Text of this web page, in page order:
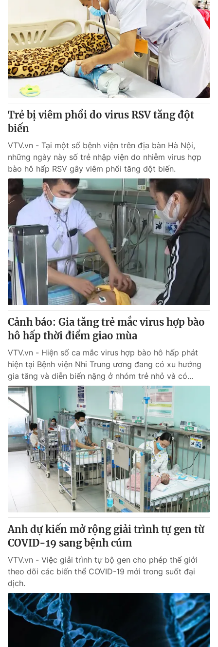
Trẻ bị viêm phổi do virus RSV tăng đột
biến
VTV.vn - Tại một số bệnh viện trên địa bàn Hà Nội,
những ngày này số trẻ nhập viện do nhiễm virus hợp
bào hô hấp RSV gây viêm phổi tăng đột biến.
Cảnh báo: Gia tăng trẻ mắc virus hợp bào
hô hấp thời điểm giao mùa
VTV.vn - Hiện số ca mắc virus hợp bào hô hấp phát
hiện tại Bệnh viện Nhi Trung ương đang có xu hướng
gia tăng và diễn biến nặng ở nhóm trẻ nhỏ và có...
Anh dự kiến mở rộng giải trình tự gen từ
COVID-19 sang bệnh cúm
VTV.vn - Việc giải trình tự bộ gen cho phép thế giới
theo dõi các biến thể COVID-19 mới trong suốt đại
dịch.